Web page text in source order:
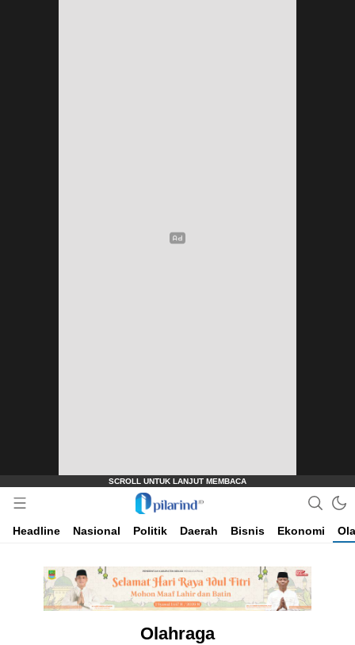
Pilarind.id
Dimana Arah Bangsa Bermula
Headline
Nasional Politik Daerah Bisnis Ekonomi
Olahraga